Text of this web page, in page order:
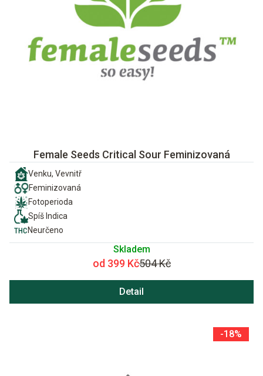
Female Seeds Critical Sour Feminizovaná
Venku, Vevnitř
Feminizovaná
Fotoperioda
Spíš Indica
Neurčeno
Skladem
od 399 Kč504 Kč
Detail
-18%